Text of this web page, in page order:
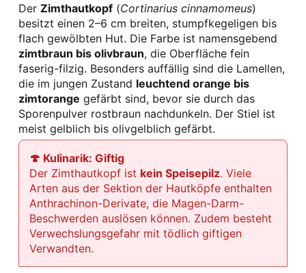
Der Zimthautkopf (Cortinarius cinnamomeus)
besitzt einen 2–6 cm breiten, stumpfkegeligen bis
flach gewölbten Hut. Die Farbe ist namensgebend
zimtbraun bis olivbraun, die Oberfläche fein
faserig-filzig. Besonders auffällig sind die Lamellen,
die im jungen Zustand leuchtend orange bis
zimtorange gefärbt sind, bevor sie durch das
Sporenpulver rostbraun nachdunkeln. Der Stiel ist
meist gelblich bis olivgelblich gefärbt.
🍄 Kulinarik: Giftig
Der Zimthautkopf ist kein Speisepilz. Viele
Arten aus der Sektion der Hautköpfe enthalten
Anthrachinon-Derivate, die Magen-Darm-
Beschwerden auslösen können. Zudem besteht
Verwechslungsgefahr mit tödlich giftigen
Verwandten.